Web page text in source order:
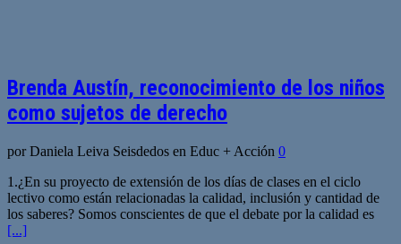
Brenda Austín, reconocimiento de los niños
como sujetos de derecho
por Daniela Leiva Seisdedos en Educ + Acción 0
1.¿En su proyecto de extensión de los días de clases en el ciclo
lectivo como están relacionadas la calidad, inclusión y cantidad de
los saberes? Somos conscientes de que el debate por la calidad es
[...]